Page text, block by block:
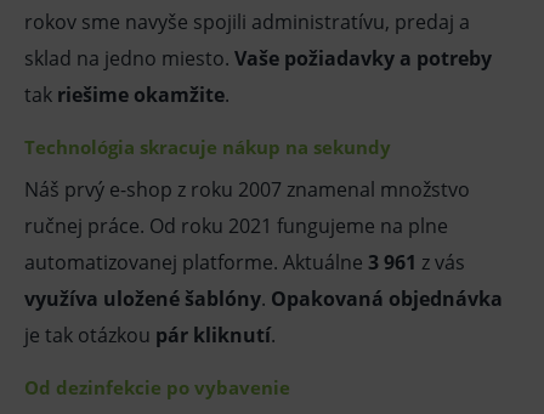
rokov sme navyše spojili administratívu, predaj a
sklad na jedno miesto. Vaše požiadavky a potreby
tak riešime okamžite.
Technológia skracuje nákup na sekundy
Náš prvý e-shop z roku 2007 znamenal množstvo
ručnej práce. Od roku 2021 fungujeme na plne
automatizovanej platforme. Aktuálne 3 961 z vás
využíva uložené šablóny. Opakovaná objednávka
je tak otázkou pár kliknutí.
Od dezinfekcie po vybavenie